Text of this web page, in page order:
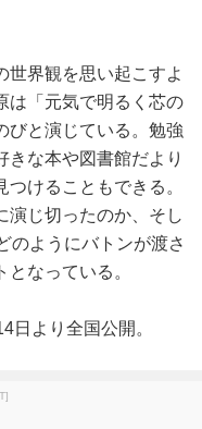
界観を思い起こすよ
は「元気で明るく芯の
びと演じている。勉強
きな本や図書館だより
けることもできる。
演じ切ったのか、そし
のようにバトンが渡さ
なっている。
より全国公開。